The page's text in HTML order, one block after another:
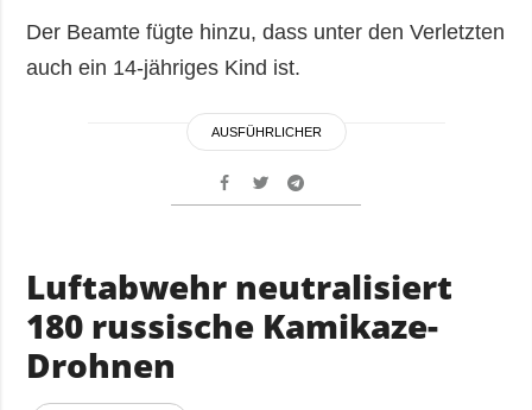
Der Beamte fügte hinzu, dass unter den Verletzten
auch ein 14-jähriges Kind ist.
AUSFÜHRLICHER
Luftabwehr neutralisiert
180 russische Kamikaze-
Drohnen